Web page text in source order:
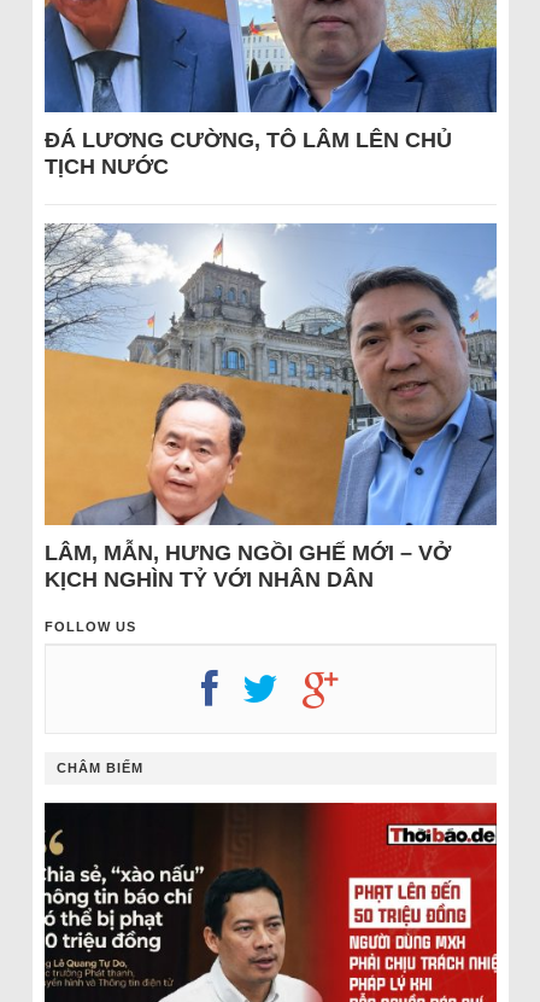
ĐÁ LƯƠNG CƯỜNG, TÔ LÂM LÊN CHỦ
TỊCH NƯỚC
LÂM, MẪN, HƯNG NGỒI GHẾ MỚI – VỞ
KỊCH NGHÌN TỶ VỚI NHÂN DÂN
FOLLOW US
CHÂM BIẾM